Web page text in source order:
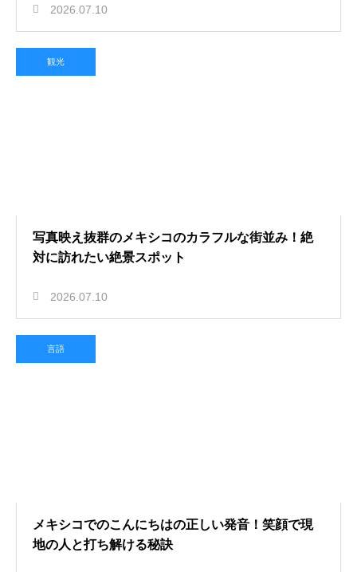
2026.07.10
観光
写真映え抜群のメキシコのカラフルな街並み！絶
対に訪れたい絶景スポット
2026.07.10
言語
メキシコでのこんにちはの正しい発音！笑顔で現
地の人と打ち解ける秘訣